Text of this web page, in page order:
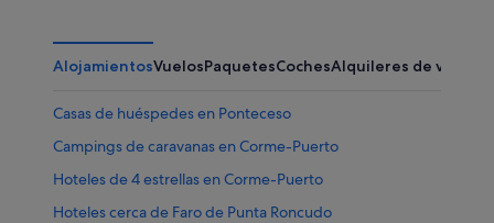
AlojamientosVuelosPaquetesCochesAlquileres de
Casas de huéspedes en Ponteceso
Campings de caravanas en Corme-Puerto
Hoteles de 4 estrellas en Corme-Puerto
Hoteles cerca de Faro de Punta Roncudo